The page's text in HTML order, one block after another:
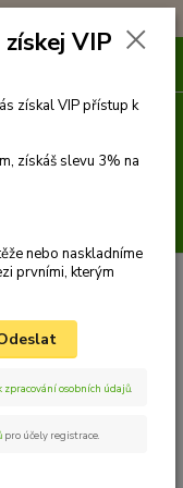
psa, bílý - 55 cm x 45 cm
pro
VIP
získal VIP přístup k
získáš slevu 3% na
nebo naskladníme
prvními, kterým
zpracování osobních údajů.
pro účely registrace.